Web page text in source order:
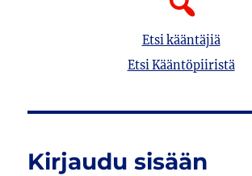
Etsi kääntäjiä
Etsi Kääntöpiiristä
Kirjaudu sisään